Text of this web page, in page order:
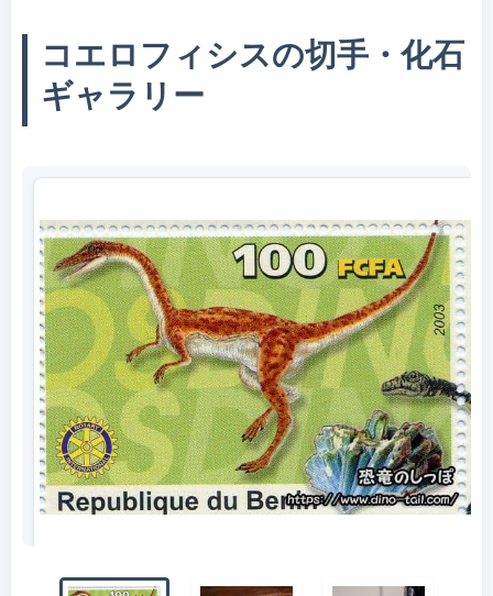
コエロフィシスの切手・化石
ギャラリー